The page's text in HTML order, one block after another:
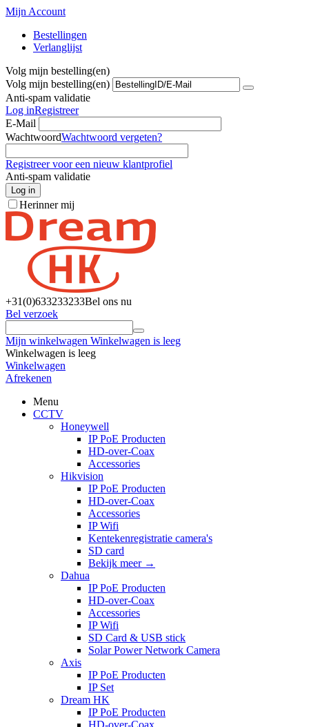
Mijn Account
Bestellingen
Verlanglijst
Volg mijn bestelling(en)
Volg mijn bestelling(en)
Anti-spam validatie
Log inRegistreer
E-Mail
WachtwoordWachtwoord vergeten?
Registreer voor een nieuw klantprofiel
Anti-spam validatie
Log in
Herinner mij
+31(0)633233233Bel ons nu
Bel verzoek
Mijn winkelwagen Winkelwagen is leeg
Winkelwagen is leeg
Winkelwagen
Afrekenen
Menu
CCTV
Honeywell
IP PoE Producten
HD-over-Coax
Accessories
Hikvision
IP PoE Producten
HD-over-Coax
Accessories
IP Wifi
Kentekenregistratie camera's
SD card
Bekijk meer →
Dahua
IP PoE Producten
HD-over-Coax
Accessories
IP Wifi
SD Card & USB stick
Solar Power Network Camera
Axis
IP PoE Producten
IP Set
Dream HK
IP PoE Producten
HD-over-Coax